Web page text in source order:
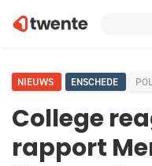
NIEUWS ENSCHEDE
College
rapport